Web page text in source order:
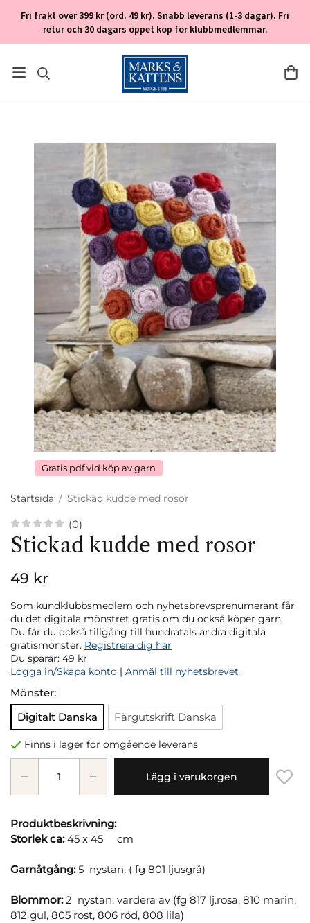
Fri frakt över 399 kr (ord. 49 kr). Snabb leverans (1-3 dagar). Fri
retur och 30 dagars öppet köp för klubbmedlemmar.
Gratis pdf vid köp av garn
Startsida / Stickad kudde med rosor
(0)
Stickad kudde med rosor
49 kr
Som kundklubbsmedlem och nyhetsbrevsprenumerant får
du det digitala mönstret gratis om du också köper garn.
Du får du också tillgång till hundratals andra digitala
gratismönster. Registrera dig här
Du sparar: 49 kr
Logga in/Skapa konto | Anmäl till nyhetsbrevet
Mönster:
Digitalt Danska
Färgutskrift Danska
Finns i lager för omgående leverans
Lägg i varukorgen
Produktbeskrivning:
Storlek ca:45 x 45 cm
Garnåtgång:5 nystan. ( fg 801 ljusgrå)
Blommor:2 nystan. vardera av (fg 817 lj.rosa, 810 marin,
812 gul, 805 rost, 806 röd, 808 lila)